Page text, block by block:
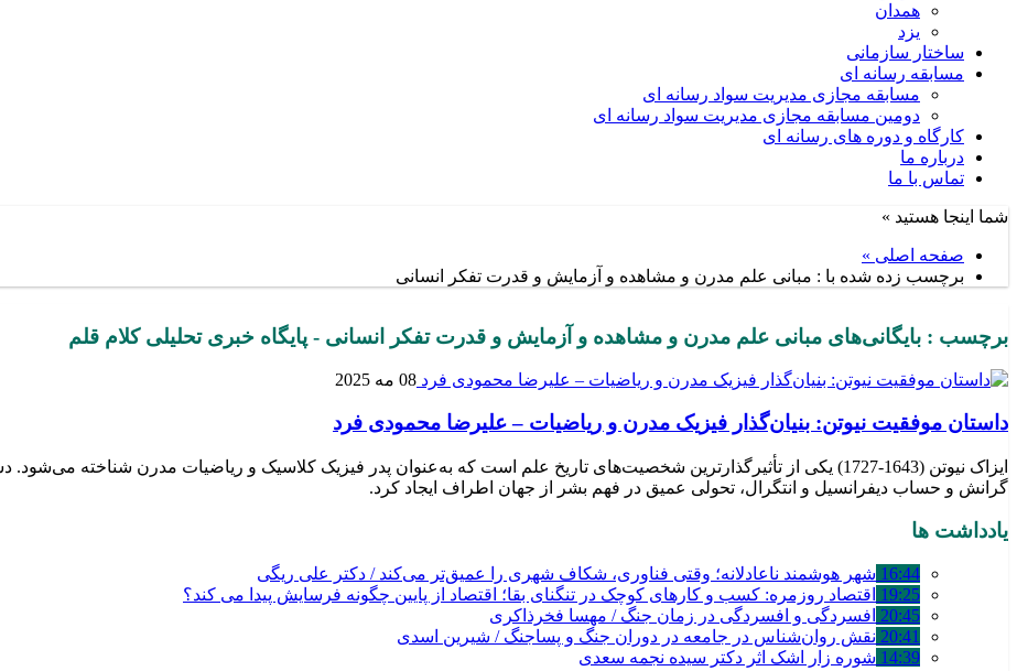
همدان
یزد
ساختار سازمانی
مسابقه رسانه ای
مسابقه مجازی مدیریت سواد رسانه ای
دومین مسابقه مجازی مدیریت سواد رسانه ای
کارگاه و دوره های رسانه ای
درباره ما
تماس با ما
شما اینجا هستید »
صفحه اصلی »
برچسب زده شده با : مبانی علم مدرن و مشاهده و آزمایش و قدرت تفکر انسانی
برچسب : بایگانی‌های مبانی علم مدرن و مشاهده و آزمایش و قدرت تفکر انسانی - پایگاه خبری تحلیلی کلام قلم
08 مه 2025
داستان موفقیت نیوتن: بنیان‌گذار فیزیک مدرن و ریاضیات – علیرضا محمودی فرد
ایزاک نیوتن (1643-1727) یکی از تأثیرگذارترین شخصیت‌های تاریخ علم است که به‌عنوان پدر فیزیک کلاسیک و ریاضیات مدرن شناخته
گرانش و حساب دیفرانسیل و انتگرال، تحولی عمیق در فهم بشر از جهان اطراف ایجاد کرد.
یادداشت ها
16:44 شهر هوشمند ناعادلانه؛ وقتی فناوری، شکاف شهری را عمیق‌تر می‌کند / دکتر علی ریگی
19:25 اقتصاد روزمره: کسب‌ و کارهای کوچک در تنگنای بقا؛ اقتصاد از پایین چگونه فرسایش پیدا می کند؟
20:45 افسردگی و افسردگی در زمان جنگ / مهسا فخرذاکری
20:41 نقش روان‌شناس در جامعه در دوران جنگ و پساجنگ / شیرین اسدی
14:39 شوره زار اشک اثر دکتر سیده نجمه سعدی